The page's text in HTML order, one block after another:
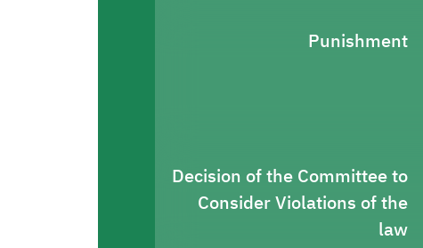
Punishment
Decision of the Committee to
Consider Violations of the
law